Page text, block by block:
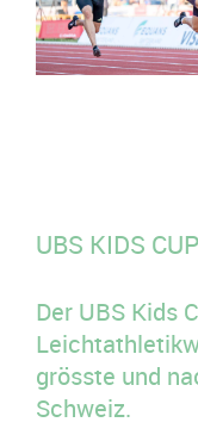
UBS KIDS CUP
Der UBS Kids
grösste und
Schweiz.